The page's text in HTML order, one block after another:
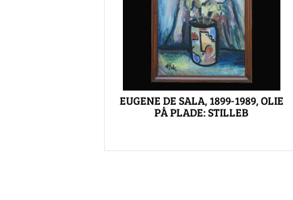
EUGENE DE SALA, 1899-1989, OLIE
PÅ PLADE: STILLEB